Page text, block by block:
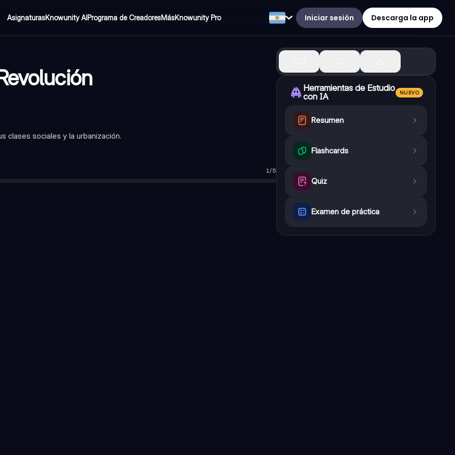
AsignaturasKnowunity AIPrograma de CreadoresMásKnowunity Pro Iniciar sesión Descarga la app
clases sociales y la urbanización.
1/5
cambios económicos y sociales por la introducción de nuevas tecnologías y la producción en fábricas.
producción (fábricas, tierras, capital) durante la Revolución Industrial.
vendía su fuerza de trabajo a cambio de un salario en las fábricas.
de las ciudades debido a la migración de personas del campo en busca de trabajo en las fábricas.
Herramientas de Estudio
con IA
NUEVO
Resumen
Flashcards
Quiz
Examen de práctica